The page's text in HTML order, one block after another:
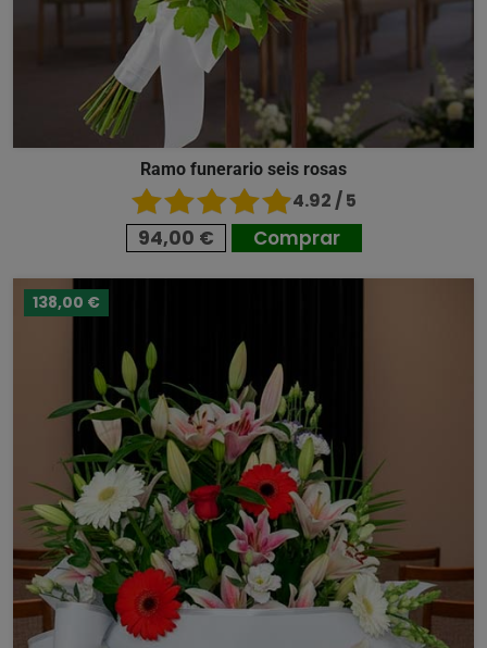
Ramo funerario seis rosas
4.92 / 5
94,00 € Comprar
138,00 €